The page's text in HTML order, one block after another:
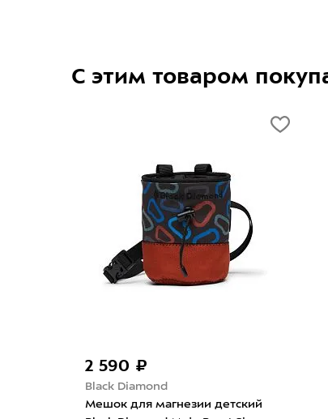
С этим товаром
2 590 ₽
Black Diamond
Мешок для магнезии детский